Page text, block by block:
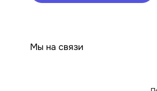
Мы на связи